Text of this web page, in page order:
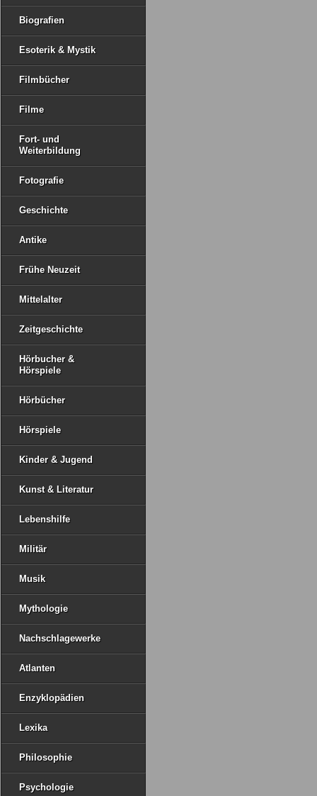
Biografien
Esoterik & Mystik
Filmbücher
Filme
Fort- und
Weiterbildung
Fotografie
Geschichte
Antike
Frühe Neuzeit
Mittelalter
Zeitgeschichte
Hörbucher &
Hörspiele
Hörbücher
Hörspiele
Kinder & Jugend
Kunst & Literatur
Lebenshilfe
Militär
Musik
Mythologie
Nachschlagewerke
Atlanten
Enzyklopädien
Lexika
Philosophie
Psychologie